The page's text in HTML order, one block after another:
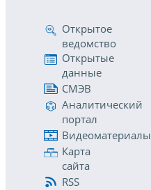
Открытое
ведомство
Открытые
данные
СМЭВ
Аналитический
портал
Видеоматериалы
Карта
сайта
RSS